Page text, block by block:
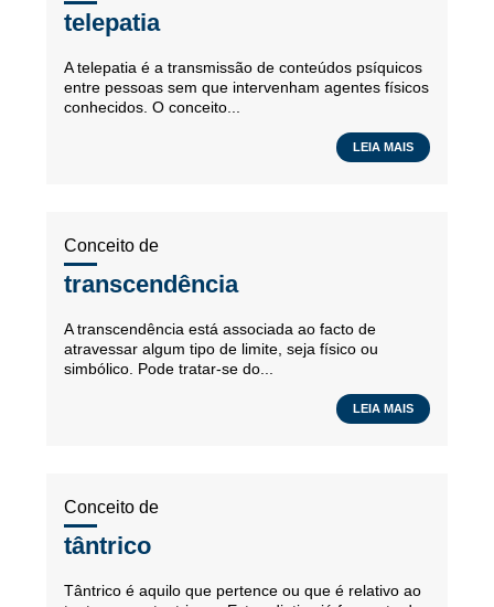
telepatia
A telepatia é a transmissão de conteúdos psíquicos
entre pessoas sem que intervenham agentes físicos
conhecidos. O conceito...
LEIA MAIS
Conceito de
transcendência
A transcendência está associada ao facto de
atravessar algum tipo de limite, seja físico ou
simbólico. Pode tratar-se do...
LEIA MAIS
Conceito de
tântrico
Tântrico é aquilo que pertence ou que é relativo ao